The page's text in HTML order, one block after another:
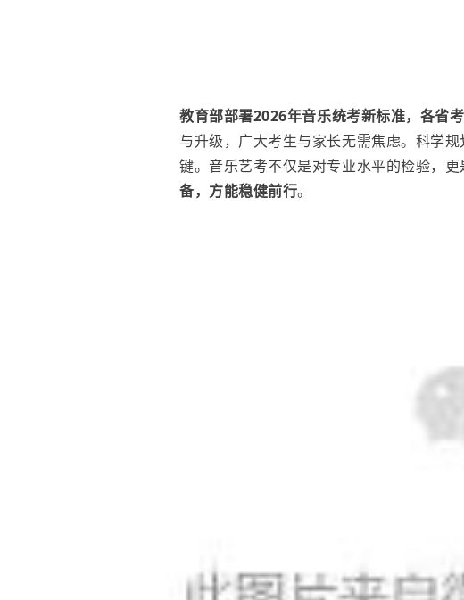
教育部部署2026年音乐统考新标准，各省
与升级，广大考生与家长无需焦虑。科学
键。音乐艺考不仅是对专业水平的检验，更
备，方能稳健前行。